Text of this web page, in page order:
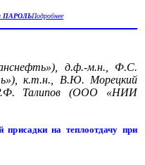
ПАРОЛЬПодробнее
д.ф.-м.н., Ф.С.
к.т.н., В.Ю. Морецкий
Талипов (ООО «НИИ
присадки на теплоотдачу при